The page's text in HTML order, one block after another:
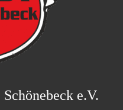
e.V.